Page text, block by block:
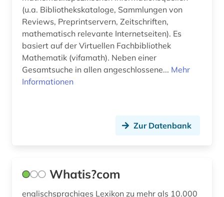
universität (1)
unterhaltung (1)
unternehmen (1)
verhaltenswissenschaften (1)
wirtschaftsinformatik (7)
wirtschaftswissenschaften (8)
(u.a. Bibliothekskataloge, Sammlungen von
Reviews, Preprintservern, Zeitschriften,
mathematisch relevante Internetseiten). Es
basiert auf der Virtuellen Fachbibliothek
Mathematik (vifamath). Neben einer
Gesamtsuche in allen angeschlossene... Mehr
Informationen
Zur Datenbank
Whatis?com
englischsprachiges Lexikon zu mehr als 10.000